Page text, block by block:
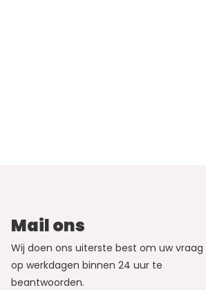
Mail ons
Wij doen ons uiterste best om uw vraag
op werkdagen binnen 24 uur te
beantwoorden.